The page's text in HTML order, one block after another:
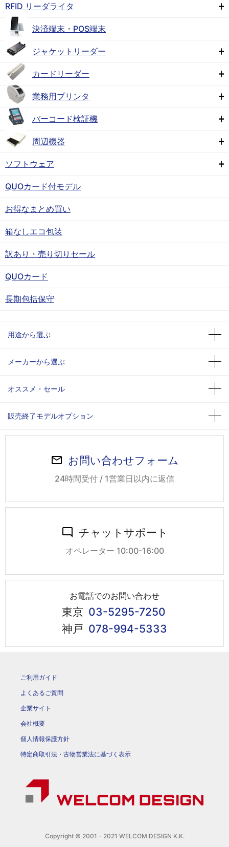
RFID リーダライタ
決済端末・POS端末
ジャケットリーダー
カードリーダー
業務用プリンタ
バーコード検証機
周辺機器
ソフトウェア
QUOカード付モデル
お得なまとめ買い
箱なしエコ包装
訳あり・売り切りセール
QUOカード
長期包括保守
用途から選ぶ
メーカーから選ぶ
オススメ・セール
販売終了モデルオプション
お問い合わせフォーム
24時間受付 / 1営業日以内に返信
チャットサポート
オペレーター 10:00-16:00
お電話でのお問い合わせ
東京 03-5295-7250
神戸 078-994-5333
ご利用ガイド
よくあるご質問
企業サイト
会社概要
個人情報保護方針
特定商取引法・古物営業法に基づく表示
Copyright © 2001 - 2021 WELCOM DESIGN K.K.